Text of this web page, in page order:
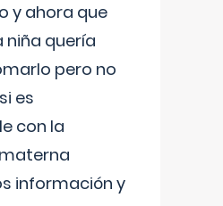
y ahora que
niña quería
pero no
es
con la
información y